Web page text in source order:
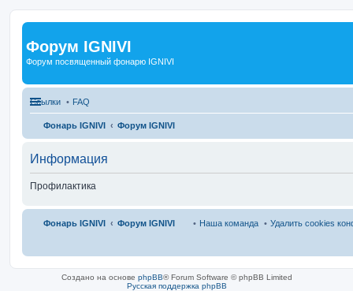
Форум IGNIVI
Форум посвященный фонарю IGNIVI
Ссылки FAQ
Фонарь IGNIVI Форум IGNIVI
Информация
Профилактика
Фонарь IGNIVI Форум IGNIVI Удалить cookies
Наша команда
Создано на основе phpBB® Forum Software © phpBB Limited
Русская поддержка phpBB